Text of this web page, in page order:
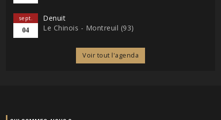
sept.
04
Denuit
Le Chinois - Montreuil (93)
Voir tout l'agenda